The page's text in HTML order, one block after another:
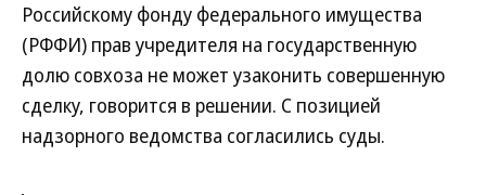
Российскому фонду федерального имущества
(РФФИ) прав учредителя на государственную
долю совхоза не может узаконить совершенную
сделку, говорится в решении. С позицией
надзорного ведомства согласились суды.